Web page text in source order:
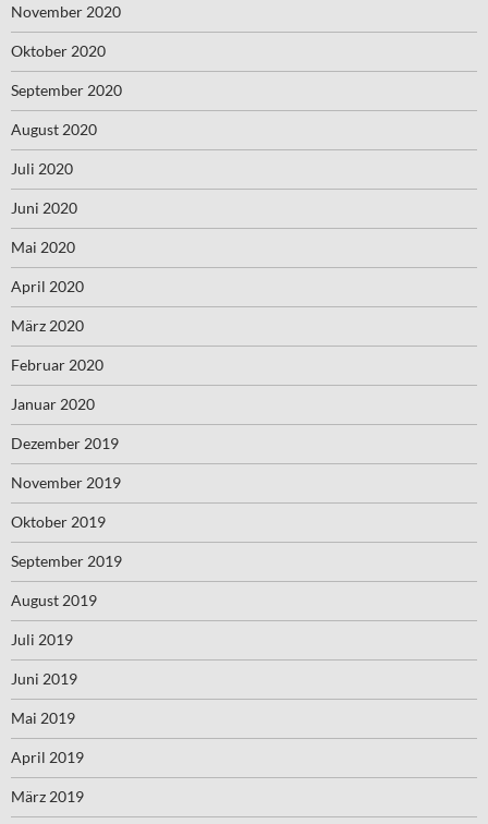
November 2020
Oktober 2020
September 2020
August 2020
Juli 2020
Juni 2020
Mai 2020
April 2020
März 2020
Februar 2020
Januar 2020
Dezember 2019
November 2019
Oktober 2019
September 2019
August 2019
Juli 2019
Juni 2019
Mai 2019
April 2019
März 2019